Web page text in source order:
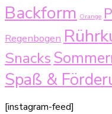
Backform Orange
Regenbogen
Snacks
Spaß &
[instagram-feed]